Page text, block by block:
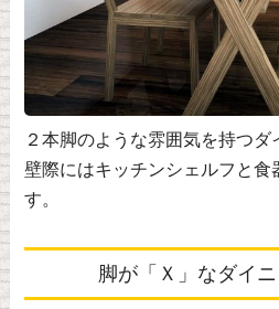
２本脚のような雰囲気を持つダ
壁際にはキッチンシェルフと食
す。
脚が「Ｘ」なダイ